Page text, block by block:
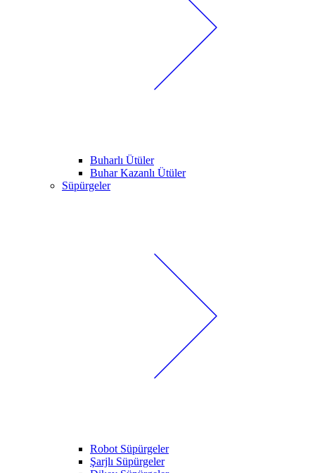
Buharlı Ütüler
Buhar Kazanlı Ütüler
Süpürgeler
Robot Süpürgeler
Şarjlı Süpürgeler